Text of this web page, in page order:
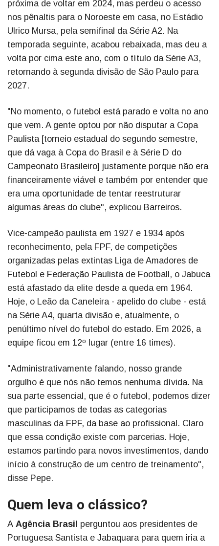
próxima de voltar em 2024, mas perdeu o acesso
nos pênaltis para o Noroeste em casa, no Estádio
Ulrico Mursa, pela semifinal da Série A2. Na
temporada seguinte, acabou rebaixada, mas deu a
volta por cima este ano, com o título da Série A3,
retornando à segunda divisão de São Paulo para
2027.
"No momento, o futebol está parado e volta no ano
que vem. A gente optou por não disputar a Copa
Paulista [torneio estadual do segundo semestre,
que dá vaga à Copa do Brasil e à Série D do
Campeonato Brasileiro] justamente porque não era
financeiramente viável e também por entender que
era uma oportunidade de tentar reestruturar
algumas áreas do clube", explicou Barreiros.
Vice-campeão paulista em 1927 e 1934 após
reconhecimento, pela FPF, de competições
organizadas pelas extintas Liga de Amadores de
Futebol e Federação Paulista de Football, o Jabuca
está afastado da elite desde a queda em 1964.
Hoje, o Leão da Caneleira - apelido do clube - está
na Série A4, quarta divisão e, atualmente, o
penúltimo nível do futebol do estado. Em 2026, a
equipe ficou em 12º lugar (entre 16 times).
"Administrativamente falando, nosso grande
orgulho é que nós não temos nenhuma dívida. Na
sua parte essencial, que é o futebol, podemos dizer
que participamos de todas as categorias
masculinas da FPF, da base ao profissional. Claro
que essa condição existe com parcerias. Hoje,
estamos partindo para novos investimentos, dando
início à construção de um centro de treinamento",
disse Pepe.
Quem leva o clássico?
A Agência Brasil perguntou aos presidentes de
Portuguesa Santista e Jabaquara para quem iria a